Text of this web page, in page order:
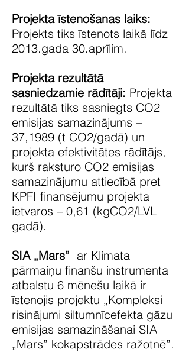
Projekta īstenošanas laiks:
Projekts tiks īstenots laikā līdz
2013.gada 30.aprīlim.
Projekta rezultātā
sasniedzamie rādītāji: Projekta
rezultātā tiks sasniegts CO2
emisijas samazinājums –
37,1989 (t CO2/gadā) un
projekta efektivitātes rādītājs,
kurš raksturo CO2 emisijas
samazinājumu attiecībā pret
KPFI finansējumu projekta
ietvaros – 0,61 (kgCO2/LVL
gadā).
SIA „Mars” ar Klimata
pārmaiņu finanšu instrumenta
atbalstu 6 mēnešu laikā ir
īstenojis projektu „Kompleksi
risinājumi siltumnīcefekta gāzu
emisijas samazināšanai SIA
„Mars” kokapstrādes ražotnē”.